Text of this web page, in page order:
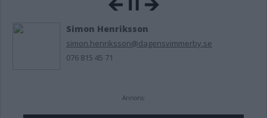
Simon Henriksson
simon.henriksson@dagensvimmerby.se
076 815 45 71
Annons: